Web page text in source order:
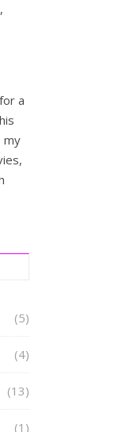
a
my
(5)
(4)
(13)
(1)